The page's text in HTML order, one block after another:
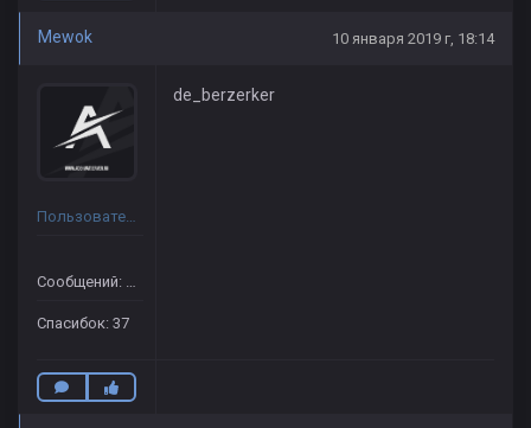
Mewok 10 января 2019 г, 18:14
Пользователь
Сообщений: 395
Спасибок: 37
de_berzerker